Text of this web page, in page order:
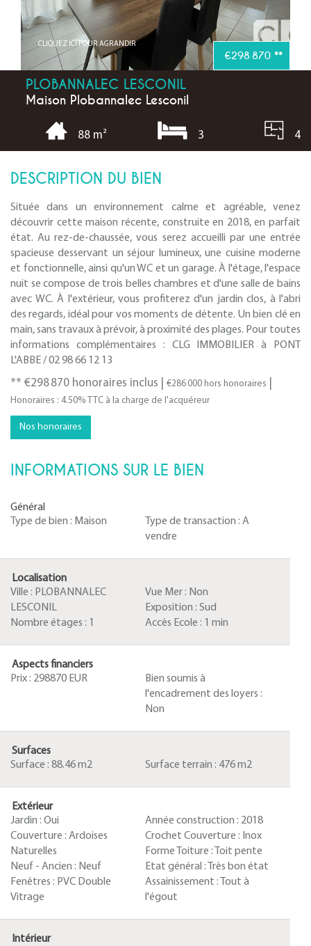
CLIQUEZ ICI POUR AGRANDIR
€298 870 **
PLOBANNALEC LESCONIL
Maison Plobannalec Lesconil
88 m² 3 4
DESCRIPTION DU BIEN
Située dans un environnement calme et agréable, venez
découvrir cette maison récente, construite en 2018, en parfait
état. Au rez-de-chaussée, vous serez accueilli par une entrée
spacieuse desservant un séjour lumineux, une cuisine moderne
et fonctionnelle, ainsi qu'un WC et un garage. À l'étage, l'espace
nuit se compose de trois belles chambres et d'une salle de bains
avec WC. À l'extérieur, vous profiterez d'un jardin clos, à l'abri
des regards, idéal pour vos moments de détente. Un bien clé en
main, sans travaux à prévoir, à proximité des plages. Pour toutes
informations complémentaires : CLG IMMOBILIER à PONT
L'ABBE / 02 98 66 12 13
** €298 870 honoraires inclus €286 000 hors honoraires
Honoraires : 4.50% TTC à la charge de l'acquéreur
Nos honoraires
INFORMATIONS SUR LE BIEN
Général
Type de bien : Maison Type de transaction : A
vendre
Localisation
Ville : PLOBANNALEC
LESCONIL
Vue Mer : Non
Exposition : Sud
Nombre étages : 1 Accès Ecole : 1 min
Aspects financiers
Prix : 298870 EUR
Bien soumis à
l'encadrement des loyers :
Non
Surfaces
Surface : 88.46 m2 Surface terrain : 476 m2
Extérieur
Jardin : Oui Année construction : 2018
Couverture : Ardoises
Naturelles
Crochet Couverture : Inox
Forme Toiture :
Toit pente
Neuf - Ancien : Neuf Etat général :
Très bon état
Fenêtres : PVC Double
Vitrage
Assainissement :
Tout à
l'égout
Intérieur